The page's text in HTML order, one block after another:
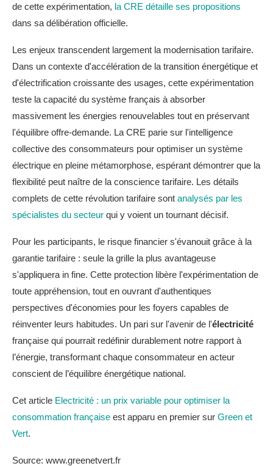
de cette expérimentation, la CRE détaille ses propositions
dans sa délibération officielle.
Les enjeux transcendent largement la modernisation tarifaire.
Dans un contexte d'accélération de la transition énergétique et
d'électrification croissante des usages, cette expérimentation
teste la capacité du système français à absorber
massivement les énergies renouvelables tout en préservant
l'équilibre offre-demande. La CRE parie sur l'intelligence
collective des consommateurs pour optimiser un système
électrique en pleine métamorphose, espérant démontrer que la
flexibilité peut naître de la conscience tarifaire. Les détails
complets de cette révolution tarifaire sont analysés par les
spécialistes du secteur qui y voient un tournant décisif.
Pour les participants, le risque financier s'évanouit grâce à la
garantie tarifaire : seule la grille la plus avantageuse
s'appliquera in fine. Cette protection libère l'expérimentation de
toute appréhension, tout en ouvrant d'authentiques
perspectives d'économies pour les foyers capables de
réinventer leurs habitudes. Un pari sur l'avenir de l'électricité
française qui pourrait redéfinir durablement notre rapport à
l’énergie, transformant chaque consommateur en acteur
conscient de l’équilibre énergétique national.
Cet article Electricité : un prix variable pour optimiser la
consommation française est apparu en premier sur Green et
Vert.
Source: www.greenetvert.fr